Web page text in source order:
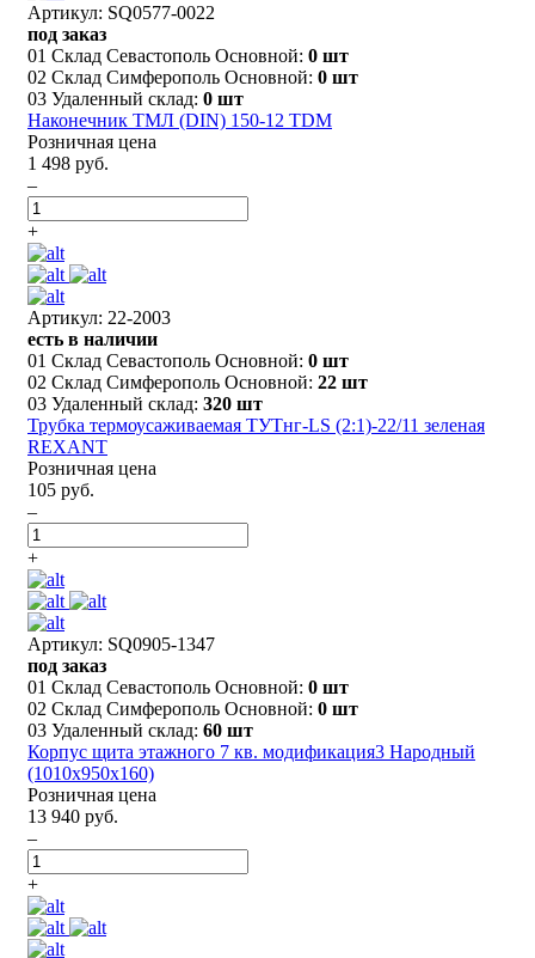
Артикул: SQ0577-0022
под заказ
01 Склад Севастополь Основной: 0 шт
02 Склад Симферополь Основной: 0 шт
03 Удаленный склад: 0 шт
Наконечник ТМЛ (DIN) 150-12 TDM
Розничная цена
1 498 руб.
–
+
Артикул: 22-2003
есть в наличии
01 Склад Севастополь Основной: 0 шт
02 Склад Симферополь Основной: 22 шт
03 Удаленный склад: 320 шт
Трубка термоусаживаемая ТУТнг-LS (2:1)-22/11 зеленая
REXANT
Розничная цена
105 руб.
–
+
Артикул: SQ0905-1347
под заказ
01 Склад Севастополь Основной: 0 шт
02 Склад Симферополь Основной: 0 шт
03 Удаленный склад: 60 шт
Корпус щита этажного 7 кв. модификация3 Народный
(1010х950х160)
Розничная цена
13 940 руб.
–
+